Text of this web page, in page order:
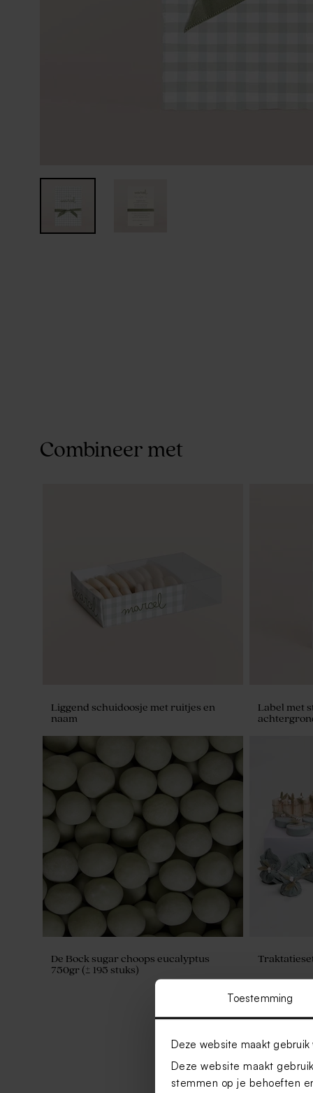
Toestemming
Deze website maakt gebruik
Deze website maakt
stemmen op je behoeften
Combineer met
Liggend schuidoosje met ruitjes en
naam
Label met
De Bock sugar choops eucalyptus
750gr (± 195 stuks)